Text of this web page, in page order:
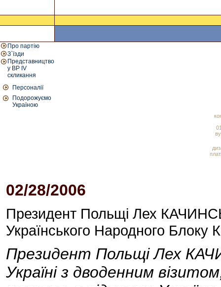
Про партію
З`їзди
Представництво
у ВР IV
скликання
Персоналії
Подорожуємо
Україною
02/28/2006
Президент Польщі Лех
Українського Народного Блоку
Президент Польщі Лех
Україні з дводенним